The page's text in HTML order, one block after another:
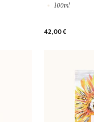
100ml
42,00 €